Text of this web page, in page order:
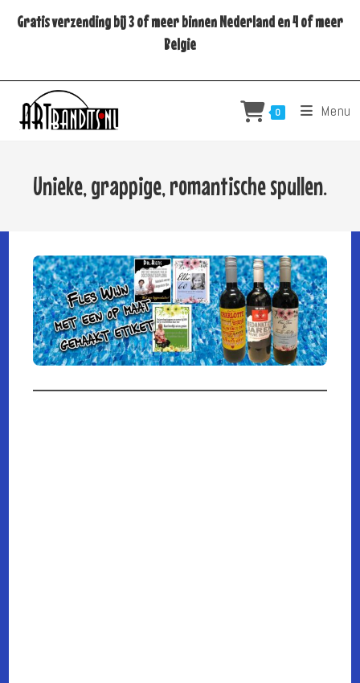
naarGratis verzending bij 3 of meer binnen Nederland en 4 of meer
Belgie
0 Menu
Unieke, grappige, romantische spullen.